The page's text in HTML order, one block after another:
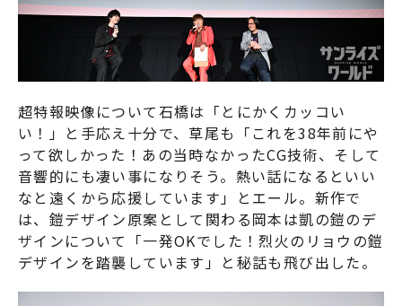
超特報映像について石橋は「とにかくカッコい
い！」と手応え十分で、草尾も「これを38年前にや
って欲しかった！あの当時なかったCG技術、そして
音響的にも凄い事になりそう。熱い話になるといい
なと遠くから応援しています」とエール。新作で
は、鎧デザイン原案として関わる岡本は凱の鎧のデ
ザインについて「一発OKでした！烈火のリョウの鎧
デザインを踏襲しています」と秘話も飛び出した。